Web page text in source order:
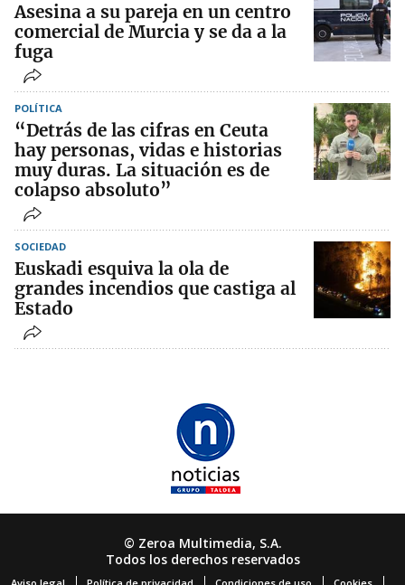
Asesina a su pareja en un centro
comercial de Murcia y se da a la
fuga
POLÍTICA
“Detrás de las cifras en Ceuta
hay personas, vidas e historias
muy duras. La situación es de
colapso absoluto”
SOCIEDAD
Euskadi esquiva la ola de
grandes incendios que castiga al
Estado
© Zeroa Multimedia, S.A.
Todos los derechos reservados